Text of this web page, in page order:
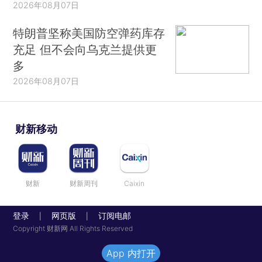
2026年08月07日
特朗普坚称美国防空弹药库存
充足 但不会向乌克兰提供更
多
2026年08月07日
财新移动
财新 财新周刊 Caixin
登录 网页版 订阅电邮
Copyright 财新网 All Rights Reserved
App 内打开